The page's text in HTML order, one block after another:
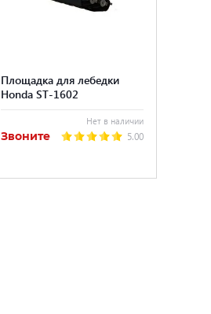
Площадка для лебедки
Honda ST-1602
Нет в наличии
Звоните 5.00